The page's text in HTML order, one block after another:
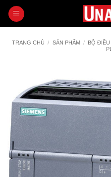
qua
dungTRANG CHỦ / SẢN PHẨM / BỘ